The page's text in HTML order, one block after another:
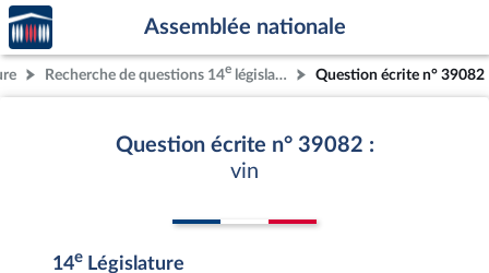
Aller au contenu
Aller en bas de la page
Accèder
à la
page
d'accueil
Assemblée nationale
Recherche de questions 14e législature Question écrite n° 39082
Question écrite n° 39082 :
vin
14e Législature